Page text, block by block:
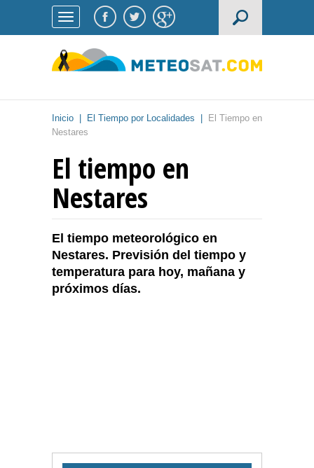
Inicio El Tiempo por Localidades
El Tiempo en
Nestares
El tiempo en
Nestares
El tiempo meteorológico en
Nestares. Previsión del tiempo y
temperatura para hoy, mañana y
próximos días.